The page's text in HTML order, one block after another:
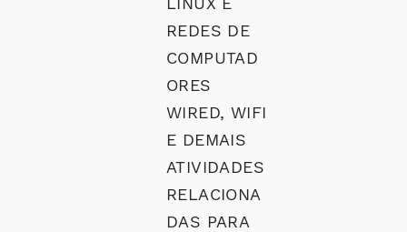
REDES DE
COMPUTAD
ORES
WIRED, WIFI
E DEMAIS
ATIVIDADES
RELACIONA
DAS PARA